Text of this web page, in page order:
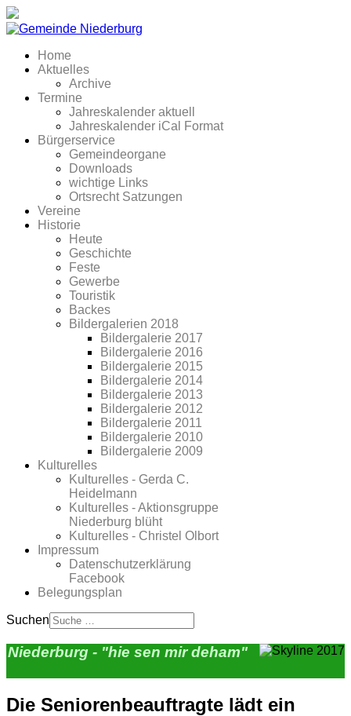
Home
Aktuelles
Archive
Termine
Jahreskalender aktuell
Jahreskalender iCal Format
Bürgerservice
Gemeindeorgane
Downloads
wichtige Links
Ortsrecht Satzungen
Vereine
Historie
Heute
Geschichte
Feste
Gewerbe
Touristik
Backes
Bildergalerien 2018
Bildergalerie 2017
Bildergalerie 2016
Bildergalerie 2015
Bildergalerie 2014
Bildergalerie 2013
Bildergalerie 2012
Bildergalerie 2011
Bildergalerie 2010
Bildergalerie 2009
Kulturelles
Kulturelles - Gerda C.
Heidelmann
Kulturelles - Aktionsgruppe
Niederburg blüht
Kulturelles - Christel Olbort
Impressum
Datenschutzerklärung
Facebook
Belegungsplan
Suchen
Niederburg - "hie sen mir deham"
Die Seniorenbeauftragte lädt ein